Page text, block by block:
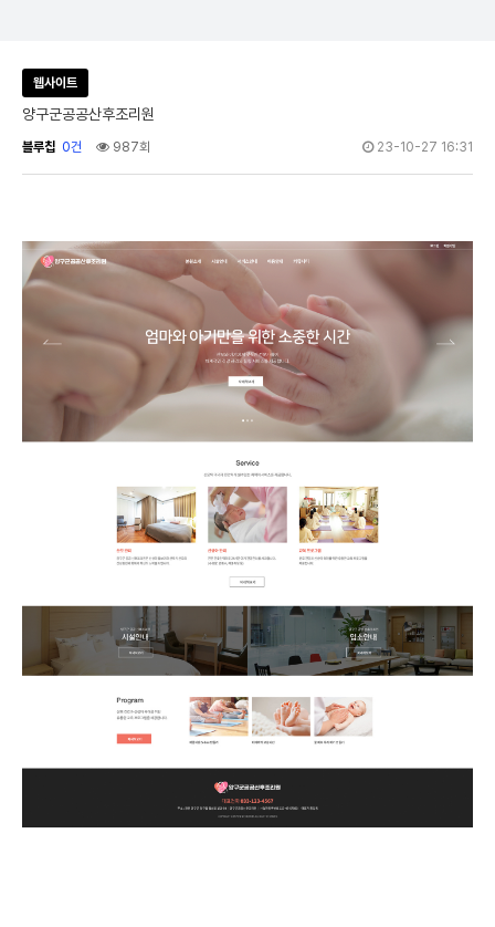
웹사이트
양구군공공산후조리원
블루칩 0건 987회 23-10-27 16:31